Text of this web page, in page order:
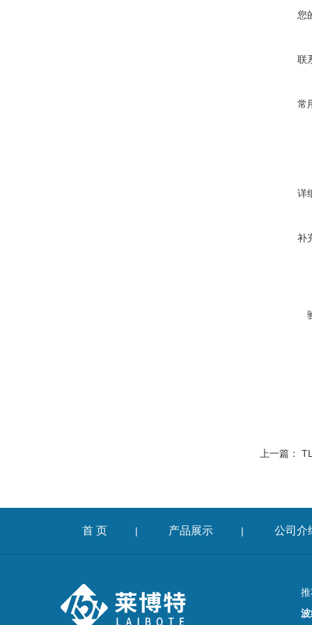
您
联
常
详
补
上一篇：
首 页 | 产品展示 | 公司介